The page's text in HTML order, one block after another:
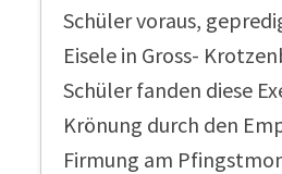
Schüler voraus,
Eisele in Gross-
Schüler fanden diese
Krönung durch den
Firmung am